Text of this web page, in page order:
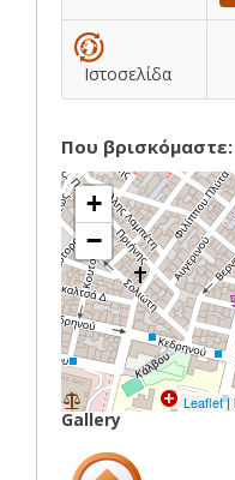
Ιστοσελίδα
Που βρισκόμαστε:
+
−
Leaflet|
Gallery